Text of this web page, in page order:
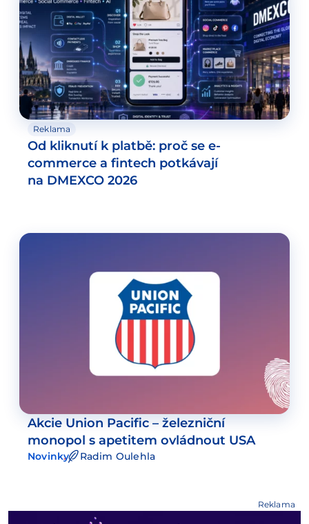
Reklama
Od kliknutí k platbě: proč se e-
commerce a fintech potkávají
na DMEXCO 2026
Akcie Union Pacific – železniční
monopol s apetitem ovládnout USA
Novinky Radim Oulehla
Reklama